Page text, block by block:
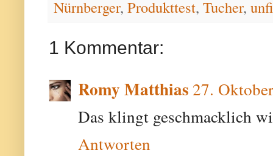
Nürnberger, Produkttest, Tucher,
1 Kommentar:
Romy Matthias 27.
Das klingt geschmacklich
Antworten